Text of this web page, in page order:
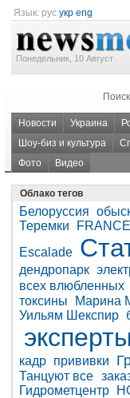
Язык: рус укр eng
Понедельник, 10 Август
Поиск
Новости Украина
Шоу-биз и культура
Фото
Видео
Облако тегов
Белоруссия
Теремки
Escalade
дендропарк
всех влюбленных
токсины Марина
Уильям Шекспир
эксперты
кадр прививки
Танцуют все
Гидрометцентр